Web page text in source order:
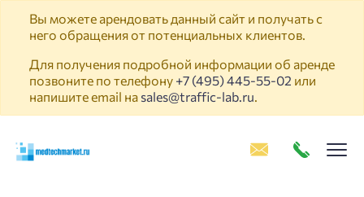
Вы можете арендовать данный сайт и получать с
него обращения от потенциальных клиентов.
Для получения подробной информации об аренде
позвоните по телефону +7 (495) 445-55-02 или
напишите email на sales@traffic-lab.ru.